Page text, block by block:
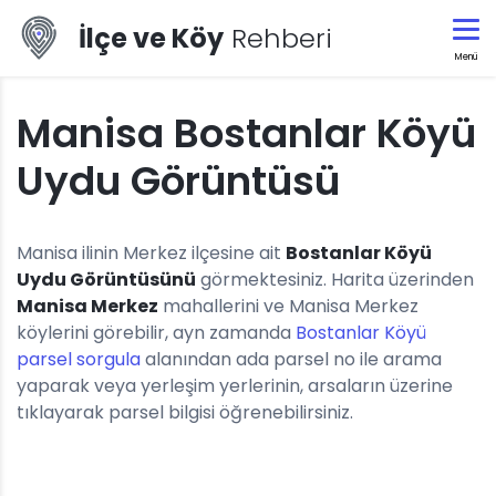
İlçe ve Köy Rehberi
Menü
Manisa Bostanlar Köyü
Uydu Görüntüsü
Manisa ilinin Merkez ilçesine ait Bostanlar Köyü
Uydu Görüntüsünü görmektesiniz. Harita üzerinden
Manisa Merkez mahallerini ve Manisa Merkez
köylerini görebilir, ayn zamanda Bostanlar Köyü
parsel sorgulaalanından ada parsel no ile arama
yaparak veya yerleşim yerlerinin, arsaların üzerine
tıklayarak parsel bilgisi öğrenebilirsiniz.